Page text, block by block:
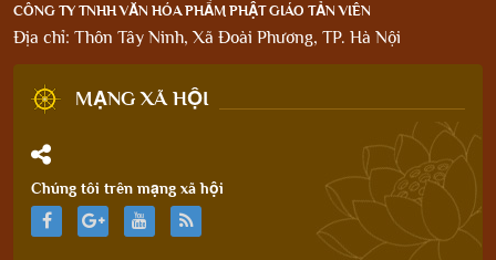
CÔNG TY TNHH VĂN HÓA PHẨM PHẬT GIÁO TẢN VIÊN
Địa chỉ: Thôn Tây Ninh, Xã Đoài Phương, TP. Hà Nội
MẠNG XÃ HỘI
Chúng tôi trên mạng xã hội